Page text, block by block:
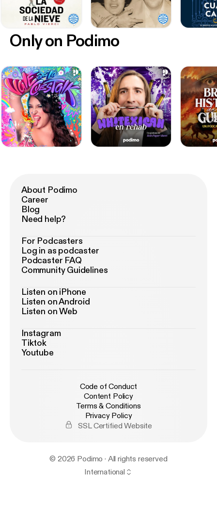
Only on Podimo
About Podimo
Career
Blog
Need help?
For Podcasters
Log in as podcaster
Podcaster FAQ
Community Guidelines
Listen on iPhone
Listen on Android
Listen on Web
Instagram
Tiktok
Youtube
Code of Conduct
Content Policy
Terms & Conditions
Privacy Policy
SSL Certified Website
© 2026 Podimo · All rights reserved
International